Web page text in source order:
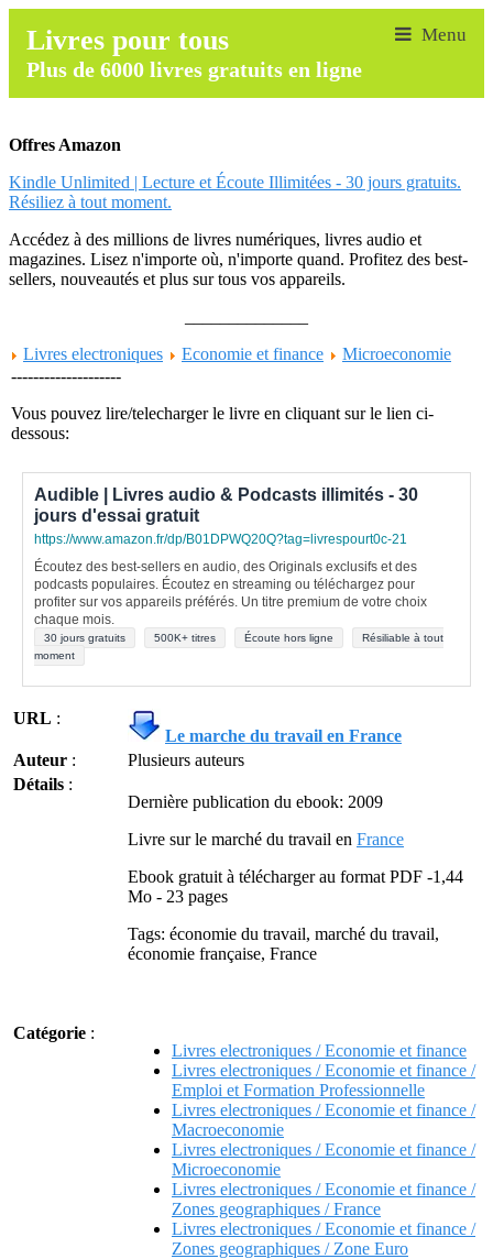
Livres pour tous
Plus de 6000 livres gratuits en ligne
Offres Amazon
Kindle Unlimited | Lecture et Écoute Illimitées - 30 jours gratuits.
Résiliez à tout moment.
Accédez à des millions de livres numériques, livres audio et
magazines. Lisez n'importe où, n'importe quand. Profitez des best-
sellers, nouveautés et plus sur tous vos appareils.
Livres electroniques
Economie et finance
Microeconomie
--------------------
Vous pouvez lire/telecharger le livre en cliquant sur le lien ci-
dessous:
Audible | Livres audio & Podcasts illimités - 30
jours d'essai gratuit
https://www.amazon.fr/dp/B01DPWQ20Q?tag=livrespourt0c-21
Écoutez des best-sellers en audio, des Originals exclusifs et des
podcasts populaires. Écoutez en streaming ou téléchargez pour
profiter sur vos appareils préférés. Un titre premium de votre choix
chaque mois.
30 jours gratuits 500K+ titres Écoute hors ligne
Résiliable à tout
moment
URL :
Le marche du travail en France
Auteur :
Plusieurs auteurs
Détails :
Dernière publication du ebook: 2009
Livre sur le marché du travail en France
Ebook gratuit à télécharger au format PDF -1,44
Mo - 23 pages
Tags: économie du travail, marché du travail,
économie française, France
Catégorie :
Livres electroniques / Economie et finance
Livres electroniques / Economie et finance /
Emploi et Formation Professionnelle
Livres electroniques / Economie et finance /
Macroeconomie
Livres electroniques / Economie et finance /
Microeconomie
Livres electroniques / Economie et finance /
Zones geographiques / France
Livres electroniques / Economie et finance /
Zones geographiques / Zone Euro